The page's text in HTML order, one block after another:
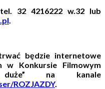
32 4216222 w.32 lub
.
będzie internetowe
w Konkursie Filmowym
na kanale
ROZJAZDY.